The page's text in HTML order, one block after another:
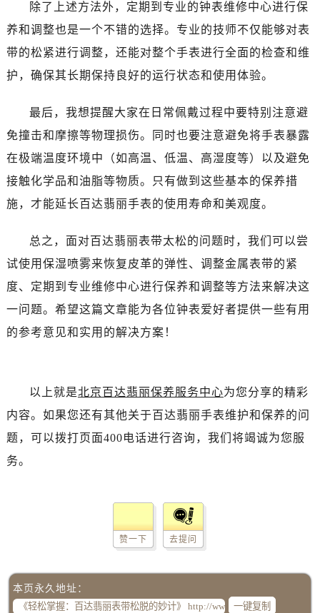
除了上述方法外，定期到专业的钟表维修中心进行保
养和调整也是一个不错的选择。专业的技师不仅能够对表
带的松紧进行调整，还能对整个手表进行全面的检查和维
护，确保其长期保持良好的运行状态和使用体验。
最后，我想提醒大家在日常佩戴过程中要特别注意避
免撞击和摩擦等物理损伤。同时也要注意避免将手表暴露
在极端温度环境中（如高温、低温、高湿度等）以及避免
接触化学品和油脂等物质。只有做到这些基本的保养措
施，才能延长百达翡丽手表的使用寿命和美观度。
总之，面对百达翡丽表带太松的问题时，我们可以尝
试使用保湿喷雾来恢复皮革的弹性、调整金属表带的紧
度、定期到专业维修中心进行保养和调整等方法来解决这
一问题。希望这篇文章能为各位钟表爱好者提供一些有用
的参考意见和实用的解决方案！
以上就是北京百达翡丽保养服务中心为您分享的精彩
内容。如果您还有其他关于百达翡丽手表维护和保养的问
题，可以拨打页面400电话进行咨询，我们将竭诚为您服
务。
赞一下 去提问
本页永久地址：
一键复制